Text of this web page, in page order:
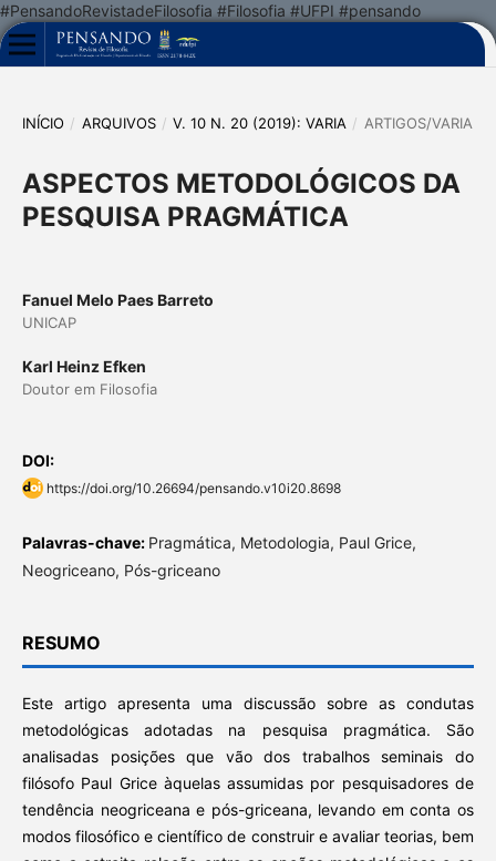
#PensandoRevistadeFilosofia #Filosofia #UFPI #pensando
INÍCIO / ARQUIVOS / V. 10 N. 20 (2019): VARIA / ARTIGOS/VARIA
ASPECTOS METODOLÓGICOS DA
PESQUISA PRAGMÁTICA
Fanuel Melo Paes Barreto
UNICAP
Karl Heinz Efken
Doutor em Filosofia
DOI:
https://doi.org/10.26694/pensando.v10i20.8698
Palavras-chave: Pragmática, Metodologia, Paul Grice,
Neogriceano, Pós-griceano
RESUMO
Este artigo apresenta uma discussão sobre as condutas
metodológicas adotadas na pesquisa pragmática. São
analisadas posições que vão dos trabalhos seminais do
filósofo Paul Grice àquelas assumidas por pesquisadores de
tendência neogriceana e pós-griceana, levando em conta os
modos filosófico e científico de construir e avaliar teorias, bem